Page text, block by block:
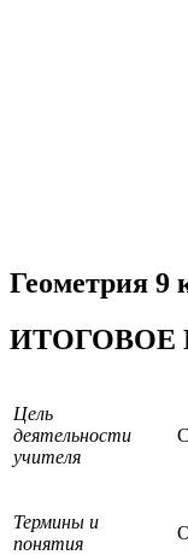
Геометрия 9
ИТОГОВОЕ
Цель
деятельности
учителя
Термины и
понятия